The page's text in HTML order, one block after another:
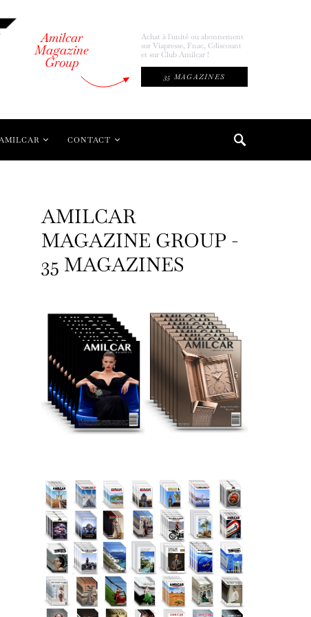
Amilcar
Magazine
Group
Achat à l'unité ou abonnement
sur Viapresse, Fnac, Cdiscount
et sur Club Amilcar !
35 MAGAZINES
CONTACT
AMILCAR
MAGAZINE GROUP -
35 MAGAZINES